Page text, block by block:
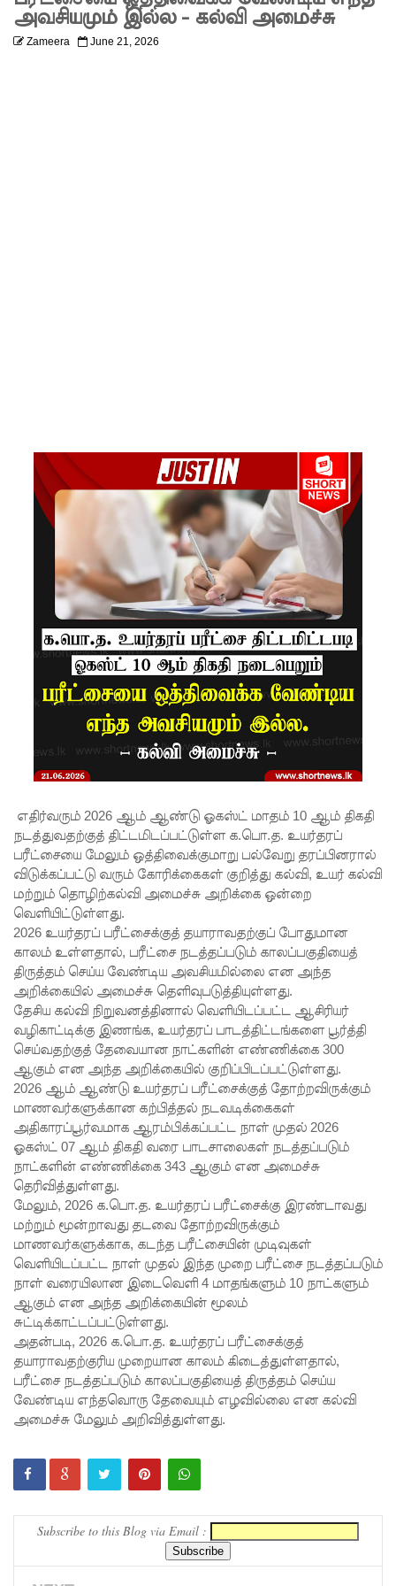
யே
உள்ளது!
அபாய
எச்சரிக்
கை!
மட்டக்கள
சிறைச்சா
லையை
பலத்த
காணாமற்
போன
வழக்கு
கோட்டாப
ராஜபக்ச
செப்டம்பர்
29ஆம்
தேதி
காணொ
ளி மூலம்
ளிக்க
நீதிமன்றம்
உத்தரவு!
நேற்றைய
மெகசின்
சிறை
மோதலில்
கைதி
ஒருவர்
பலி!
நாட்டில்
தொடரும்
அவசியமும் இல்ல - கல்வி அமைச்சு
Zameera June 21, 2026
எதிர்வரும் 2026 ஆம் ஆண்டு ஓகஸ்ட் மாதம் 10 ஆம் திகதி
நடத்துவதற்குத் திட்டமிடப்பட்டுள்ள க.பொ.த. உயர்தரப்
பரீட்சையை மேலும் ஒத்திவைக்குமாறு பல்வேறு தரப்பினரால்
விடுக்கப்பட்டு வரும் கோரிக்கைகள் குறித்து கல்வி, உயர் கல்வி
மற்றும் தொழிற்கல்வி அமைச்சு அறிக்கை ஒன்றை
வெளியிட்டுள்ளது.
2026 உயர்தரப் பரீட்சைக்குத் தயாராவதற்குப் போதுமான
காலம் உள்ளதால், பரீட்சை நடத்தப்படும் காலப்பகுதியைத்
திருத்தம் செய்ய வேண்டிய அவசியமில்லை என அந்த
அறிக்கையில் அமைச்சு தெளிவுபடுத்தியுள்ளது.
தேசிய கல்வி நிறுவனத்தினால் வெளியிடப்பட்ட ஆசிரியர்
வழிகாட்டிக்கு இணங்க, உயர்தரப் பாடத்திட்டங்களை பூர்த்தி
செய்வதற்குத் தேவையான நாட்களின் எண்ணிக்கை 300
ஆகும் என அந்த அறிக்கையில் குறிப்பிடப்பட்டுள்ளது.
2026 ஆம் ஆண்டு உயர்தரப் பரீட்சைக்குத் தோற்றவிருக்கும்
மாணவர்களுக்கான கற்பித்தல் நடவடிக்கைகள்
அதிகாரப்பூர்வமாக ஆரம்பிக்கப்பட்ட நாள் முதல் 2026
ஓகஸ்ட் 07 ஆம் திகதி வரை பாடசாலைகள் நடத்தப்படும்
நாட்களின் எண்ணிக்கை 343 ஆகும் என அமைச்சு
தெரிவித்துள்ளது.
மேலும், 2026 க.பொ.த. உயர்தரப் பரீட்சைக்கு இரண்டாவது
மற்றும் மூன்றாவது தடவை தோற்றவிருக்கும்
மாணவர்களுக்காக, கடந்த பரீட்சையின் முடிவுகள்
வெளியிடப்பட்ட நாள் முதல் இந்த முறை பரீட்சை நடத்தப்படும்
நாள் வரையிலான இடைவெளி 4 மாதங்களும் 10 நாட்களும்
ஆகும் என அந்த அறிக்கையின் மூலம்
சுட்டிக்காட்டப்பட்டுள்ளது.
அதன்படி, 2026 க.பொ.த. உயர்தரப் பரீட்சைக்குத்
தயாராவதற்குரிய முறையான காலம் கிடைத்துள்ளதால்,
பரீட்சை நடத்தப்படும் காலப்பகுதியைத் திருத்தம் செய்ய
வேண்டிய எந்தவொரு தேவையும் எழவில்லை என கல்வி
அமைச்சு மேலும் அறிவித்துள்ளது.
Subscribe to this Blog via Email :